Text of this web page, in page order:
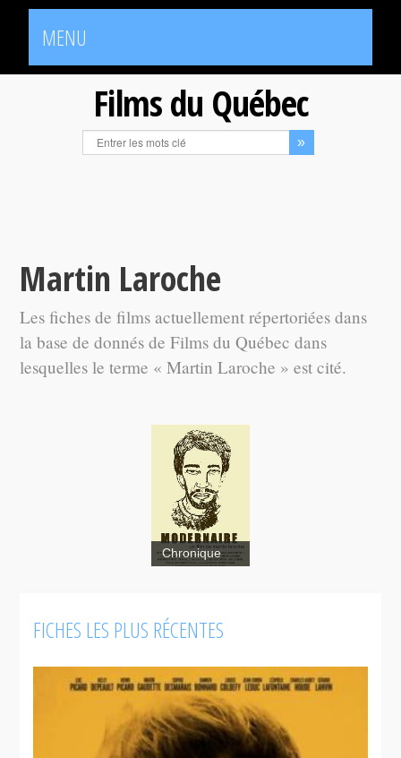
MENU
Films du Québec
Martin Laroche
Les fiches de films actuellement répertoriées dans
la base de donnés de Films du Québec dans
lesquelles le terme « Martin Laroche » est cité.
Modernaire
Chronique
FICHES LES PLUS RÉCENTES